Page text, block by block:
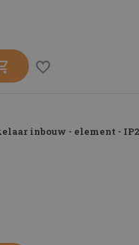
inbouw - element -